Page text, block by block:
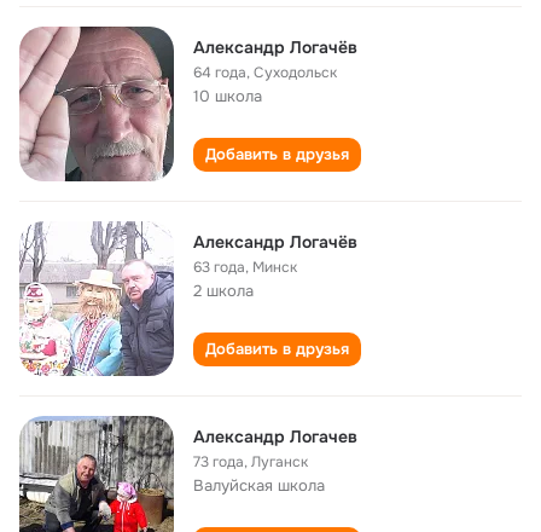
Александр Логачёв
64 года,Суходольск
10 школа
Добавить в друзья
Александр Логачёв
63 года, Минск
2 школа
Добавить в друзья
Александр Логачев
73 года,Луганск
Валуйская школа